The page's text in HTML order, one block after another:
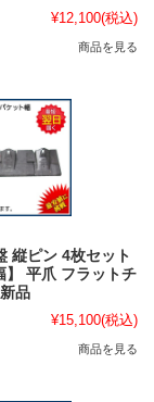
¥12,100(税込)
商品を見る
縦ピン 4枚セット
】 平爪 フラットチ
品
¥15,100(税込)
商品を見る